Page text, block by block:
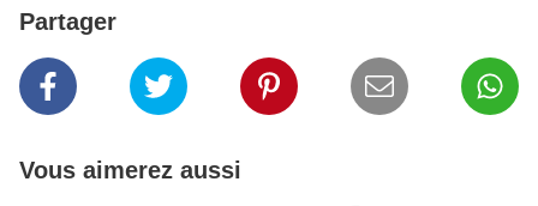
Partager
Vous aimerez aussi